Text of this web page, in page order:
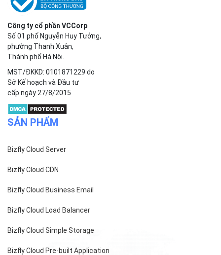
Công ty cổ phần VCCorp
Số 01 phố Nguyễn Huy Tưởng,
phường Thanh Xuân,
Thành phố Hà Nội.
MST/ĐKKD: 0101871229 do
Sở Kế hoạch và Đầu tư
cấp ngày 27/8/2015
SẢN PHẨM
Bizfly Cloud Server
Bizfly Cloud CDN
Bizfly Cloud Business Email
Bizfly Cloud Load Balancer
Bizfly Cloud Simple Storage
Bizfly Cloud Pre-built Application